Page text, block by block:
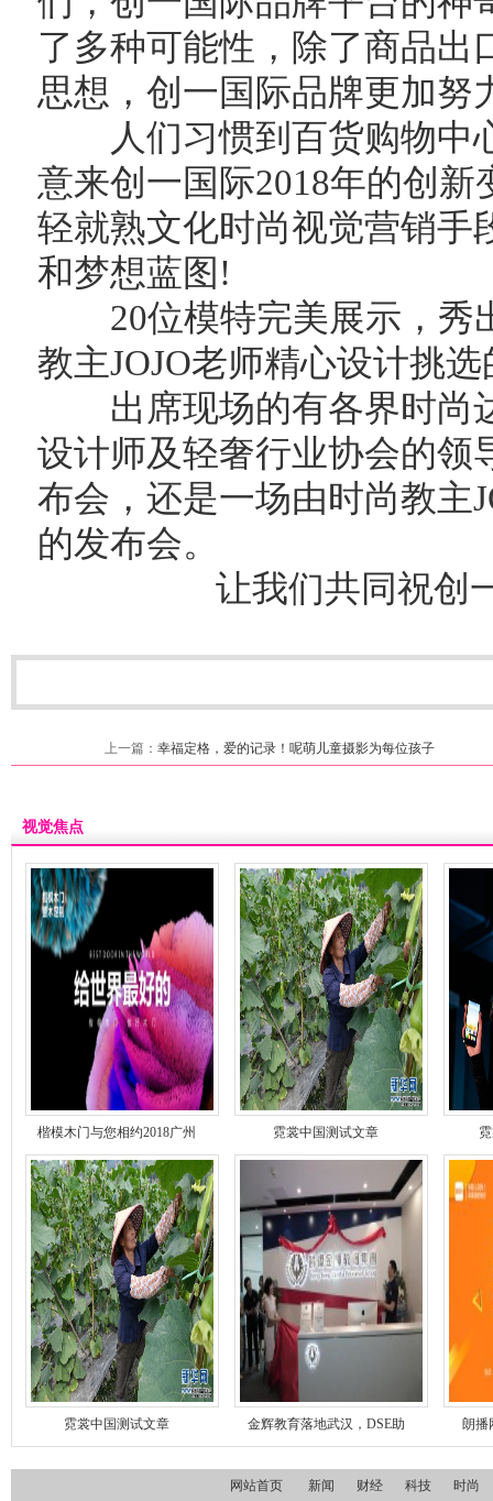
了多种可能性，除了商品出
思想，创一国际品牌更加努
人们习惯到百货购物中
意来创一国际2018年的创
轻就熟文化时尚视觉营销手
和梦想蓝图!
20位模特完美展示，秀
教主JOJO老师精心设计挑
出席现场的有各界时尚
设计师及轻奢行业协会的领
布会，还是一场由时尚教主
的发布会。
让我们共同祝创一
上一篇： 幸福定格，爱的记录！呢萌儿童摄影为每位孩子
视觉焦点
楷模木门与您相约2018广州 霓裳中国测试文章
霓裳中国测试文章 金辉教育落地武汉，DSE助 朗播
网站首页 新闻 财经 科技 时尚